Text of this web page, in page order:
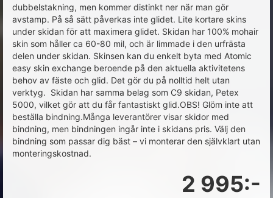
dubbelstakning, men kommer distinkt ner när man gör
avstamp. På så sätt påverkas inte glidet. Lite kortare skins
under skidan för att maximera glidet. Skidan har 100% mohair
skin som håller ca 60-80 mil, och är limmade i den urfrästa
delen under skidan. Skinsen kan du enkelt byta med Atomic
easy skin exchange beroende på den aktuella aktivitetens
behov av fäste och glid. Det gör du på nolltid helt utan
verktyg. Skidan har samma belag som C9 skidan, Petex
5000, vilket gör att du får fantastiskt glid.OBS! Glöm inte att
beställa bindning.Många leverantörer visar skidor med
bindning, men bindningen ingår inte i skidans pris. Välj den
bindning som passar dig bäst – vi monterar den självklart utan
monteringskostnad.
2 995:-